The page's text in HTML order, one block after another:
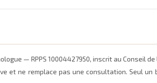
— RPPS 10004427950, inscrit au Conseil
et ne remplace pas une consultation. Seul